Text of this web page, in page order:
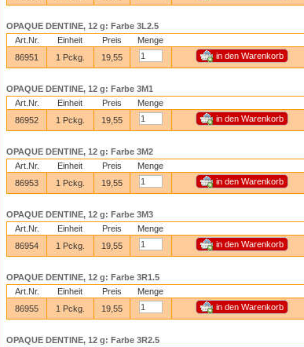
OPAQUE DENTINE, 12 g: Farbe 3L2.5
Art.Nr.
Einheit Preis
Menge
86951
1 Pckg. 19,55
OPAQUE DENTINE, 12 g: Farbe 3M1
Art.Nr.
Einheit Preis
Menge
86952
1 Pckg. 19,55
OPAQUE DENTINE, 12 g: Farbe 3M2
Art.Nr.
Einheit Preis
Menge
86953
1 Pckg. 19,55
OPAQUE DENTINE, 12 g: Farbe 3M3
Art.Nr.
Einheit Preis
Menge
86954
1 Pckg. 19,55
OPAQUE DENTINE, 12 g: Farbe 3R1.5
Art.Nr.
Einheit Preis
Menge
86955
1 Pckg. 19,55
OPAQUE DENTINE, 12 g: Farbe 3R2.5